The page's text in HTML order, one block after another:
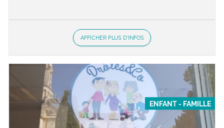
AFFICHER PLUS D'INFOS
ENFANT - FAMILLE